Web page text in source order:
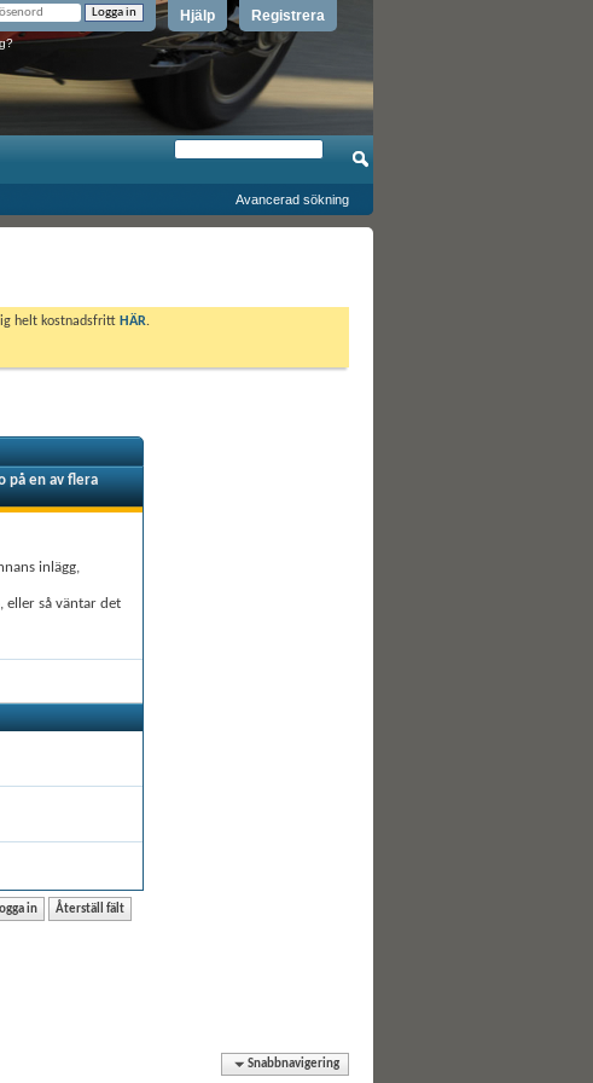
Registrera
Hjälp
Avancerad sökning
helt kostnadsfritt HÄR.
på en av flera
inlägg,
eller så väntar det
Snabbnavigering